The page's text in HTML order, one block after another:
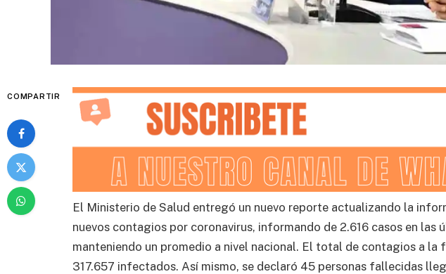
COMPARTIR
El Ministerio de Salud entregó un nuevo reporte actualizando la
nuevos contagios por coronavirus, informando de 2.616 casos en las
manteniendo un promedio a nivel nacional. El total de contagios a la
317.657 infectados. Así mismo, se declaró 45 personas fallecidas